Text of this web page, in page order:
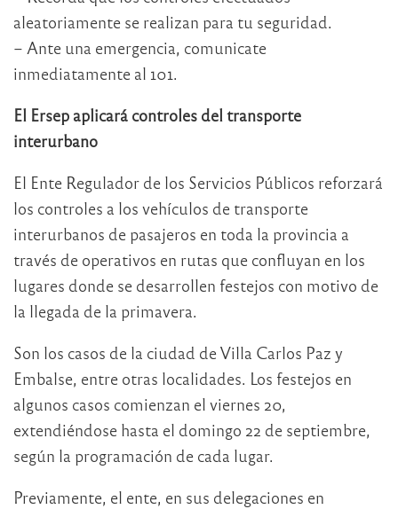
aleatoriamente se realizan para tu seguridad.
– Ante una emergencia, comunicate
inmediatamente al 101.
El Ersep aplicará controles del transporte
interurbano
El Ente Regulador de los Servicios Públicos reforzará
los controles a los vehículos de transporte
interurbanos de pasajeros en toda la provincia a
través de operativos en rutas que confluyan en los
lugares donde se desarrollen festejos con motivo de
la llegada de la primavera.
Son los casos de la ciudad de Villa Carlos Paz y
Embalse, entre otras localidades. Los festejos en
algunos casos comienzan el viernes 20,
extendiéndose hasta el domingo 22 de septiembre,
según la programación de cada lugar.
Previamente, el ente, en sus delegaciones en